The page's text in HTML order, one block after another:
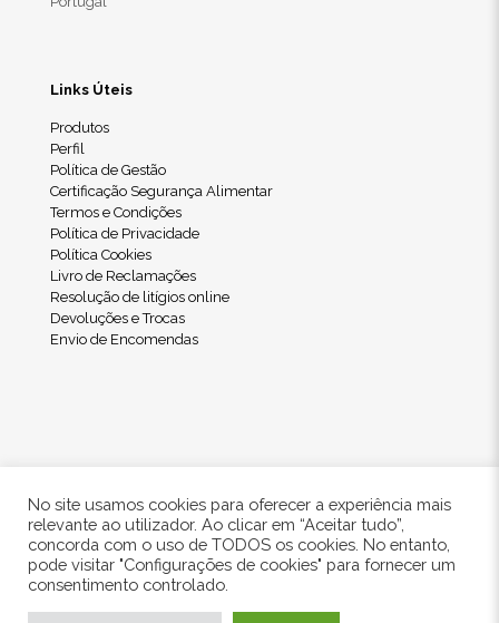
Links Úteis
Produtos
Perfil
Política de Gestão
Certificação Segurança Alimentar
Termos e Condições
Política de Privacidade
Política Cookies
Livro de Reclamações
Resolução de litígios online
Devoluções e Trocas
Envio de Encomendas
© 2024 Freshwood. All Rights Reserved.
No site usamos cookies para oferecer a experiência mais
relevante ao utilizador. Ao clicar em “Aceitar tudo”,
concorda com o uso de TODOS os cookies. No entanto,
pode visitar "Configurações de cookies" para fornecer um
consentimento controlado.